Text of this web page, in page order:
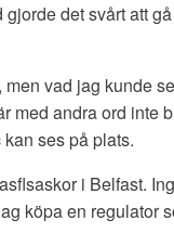
det svårt att
men vad jag kunde
med andra ord inte
ses på plats.
i Belfast.
köpa en